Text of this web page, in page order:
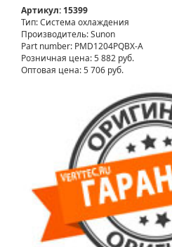
Артикул: 15399
Тип: Система охлаждения
Производитель: Sunon
Part number: PMD1204PQBX-A
Розничная цена:5 882 руб.
Оптовая цена: 5 706 руб.